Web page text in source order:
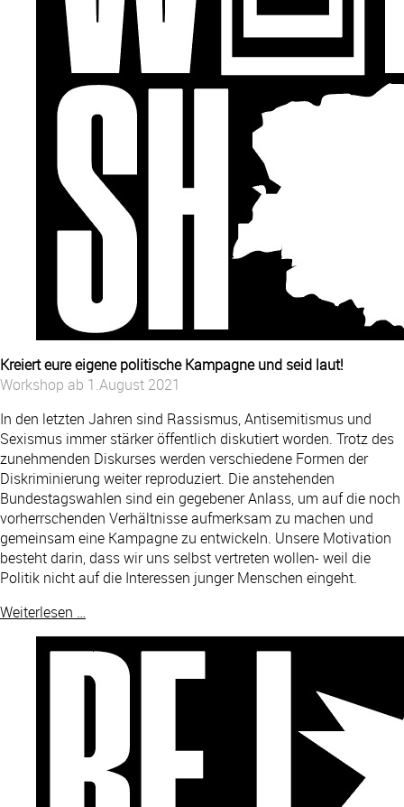
Kreiert eure eigene politische Kampagne und seid laut!
Workshop ab 1.August 2021
In den letzten Jahren sind Rassismus, Antisemitismus und
Sexismus immer stärker öffentlich diskutiert worden. Trotz des
zunehmenden Diskurses werden verschiedene Formen der
Diskriminierung weiter reproduziert. Die anstehenden
Bundestagswahlen sind ein gegebener Anlass, um auf die noch
vorherrschenden Verhältnisse aufmerksam zu machen und
gemeinsam eine Kampagne zu entwickeln. Unsere Motivation
besteht darin, dass wir uns selbst vertreten wollen- weil die
Politik nicht auf die Interessen junger Menschen eingeht.
Weiterlesen …